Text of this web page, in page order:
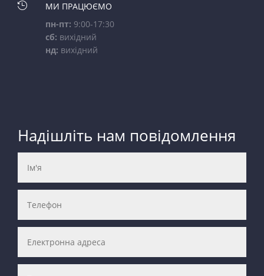

МИ ПРАЦЮЄМО
пн-пт: 9:00-17:30
сб: вихідний
нд: вихідний
Надішліть нам повідомлення